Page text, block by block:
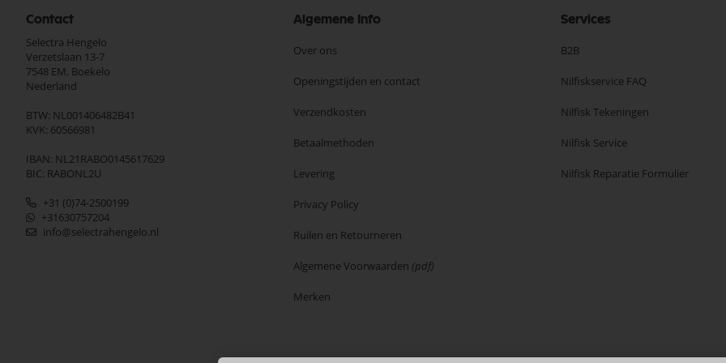
Contact
Selectra Hengelo
Verzetslaan 13-7
7548 EM, Boekelo
Nederland
BTW: NL001406482B41
KVK: 60566981
IBAN: NL21RABO0145617629
BIC: RABONL2U
+31 (0)74-2500199
+31630757204
info@selectrahengelo.nl
Algemene Info
Over ons
Openingstijden en contact
Verzendkosten
Betaalmethoden
Levering
Privacy Policy
Ruilen en Retourneren
Algemene Voorwaarden (pdf)
Merken
Services
B2B
Nilfiskservice FAQ
Nilfisk Tekeningen
Nilfisk Service
Nilfisk Reparatie Formulier